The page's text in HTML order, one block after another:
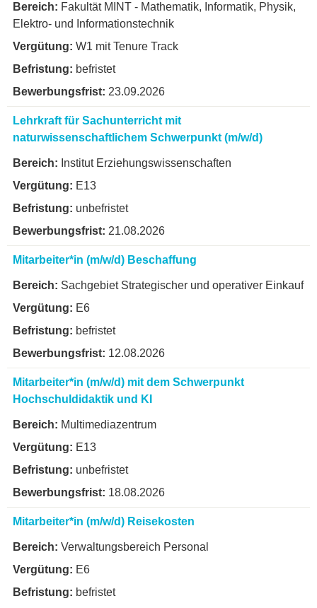
Fakultät MINT - Mathematik, Informatik, Physik,
Elektro- und Informationstechnik
W1 mit Tenure Track
befristet
23.09.2026
Lehrkraft für Sachunterricht mit
naturwissenschaftlichem Schwerpunkt (m/w/d)
Institut Erziehungswissenschaften
E13
unbefristet
21.08.2026
Mitarbeiter*in (m/w/d) Beschaffung
Sachgebiet Strategischer und operativer Einkauf
E6
befristet
12.08.2026
Mitarbeiter*in (m/w/d) mit dem Schwerpunkt
Hochschuldidaktik und KI
Multimediazentrum
E13
unbefristet
18.08.2026
Mitarbeiter*in (m/w/d) Reisekosten
Verwaltungsbereich Personal
E6
befristet